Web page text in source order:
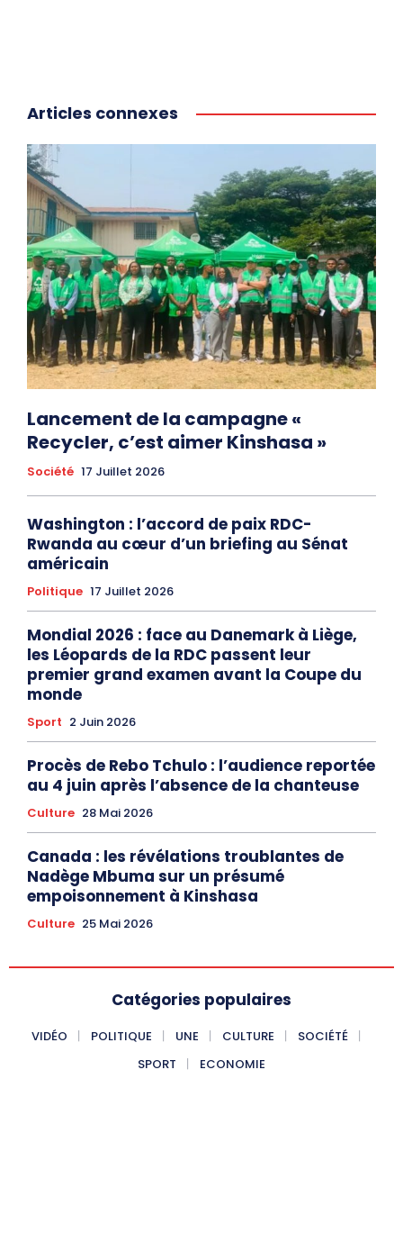
Articles connexes
Lancement de la campagne «
Recycler, c’est aimer Kinshasa »
Société 17 Juillet 2026
Washington : l’accord de paix RDC-
Rwanda au cœur d’un briefing au Sénat
américain
Politique 17 Juillet 2026
Mondial 2026 : face au Danemark à Liège,
les Léopards de la RDC passent leur
premier grand examen avant la Coupe du
monde
Sport 2 Juin 2026
Procès de Rebo Tchulo : l’audience reportée
au 4 juin après l’absence de la chanteuse
Culture 28 Mai 2026
Canada : les révélations troublantes de
Nadège Mbuma sur un présumé
empoisonnement à Kinshasa
Culture 25 Mai 2026
Catégories populaires
VIDÉO POLITIQUE UNE CULTURE
SOCIÉTÉ
SPORT
ECONOMIE